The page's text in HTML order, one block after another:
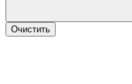
Очистить